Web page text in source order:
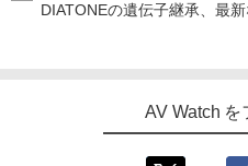
DIATONEの遺伝子継承、最
AV Watch を